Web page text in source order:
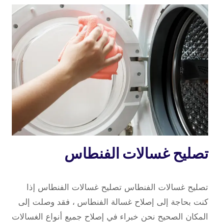
غسالات
تصليح غسالات الفنطاس
repaircookers
تصليح غسالات الفنطاس تصليح غسالات الفنطاس إذا
كنت بحاجة إلى إصلاح غسالة الفنطاس ، فقد وصلت إلى
المكان الصحيح نحن خبراء في إصلاح جميع أنواع الغسالات